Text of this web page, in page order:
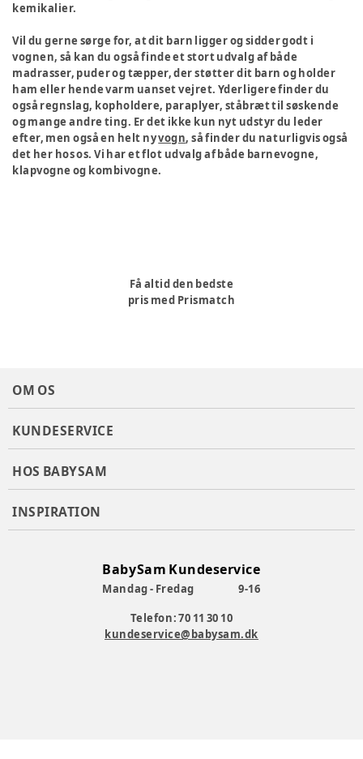
kemikalier.
Vil du gerne sørge for, at dit barn ligger og sidder godt i
vognen, så kan du også finde et stort udvalg af både
madrasser, puder og tæpper, der støtter dit barn og holder
ham eller hende varm uanset vejret. Yderligere finder du
også regnslag, kopholdere, paraplyer, ståbræt til søskende
og mange andre ting. Er det ikke kun nyt udstyr du leder
efter, men også en helt nyvogn, så finder du naturligvis også
det her hos os. Vi har et flot udvalg af både barnevogne,
klapvogne og kombivogne.
Få altid den bedste
pris med Prismatch
OM OS
KUNDESERVICE
HOS BABYSAM
INSPIRATION
BabySam Kundeservice
Mandag - Fredag
9-16
Telefon: 70 11 30 10
kundeservice@babysam.dk